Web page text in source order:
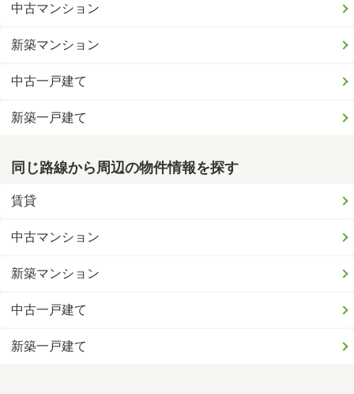
中古マンション
新築マンション
中古一戸建て
新築一戸建て
同じ路線から周辺の物件情報を探す
賃貸
中古マンション
新築マンション
中古一戸建て
新築一戸建て